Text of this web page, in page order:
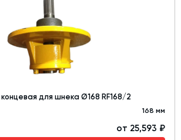
для шнека Ø168 RF168/2
168 мм
от 25,593 ₽